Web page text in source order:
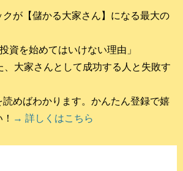
クが【儲かる大家さん】になる最大の
資を始めてはいけない理由」
、大家さんとして成功する人と失敗す
読めばわかります。かんたん登録で嬉
→ 詳しくはこちら